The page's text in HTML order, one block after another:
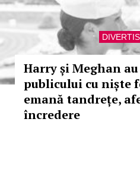
Harry și Meghan
publicului cu niște
emană tandrețe,
încredere